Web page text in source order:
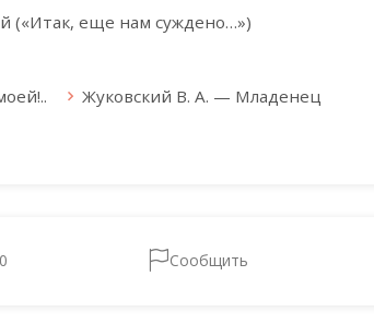
(«Итак, еще нам суждено…»)
Жуковский В. А. — Младенец
0 Сообщить